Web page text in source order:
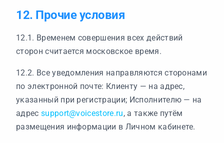
12. Прочие условия
12.1. Временем совершения всех действий
сторон считается московское время.
12.2. Все уведомления направляются сторонами
по электронной почте: Клиенту — на адрес,
указанный при регистрации; Исполнителю — на
адрес support@voicestore.ru, а также путём
размещения информации в Личном кабинете.